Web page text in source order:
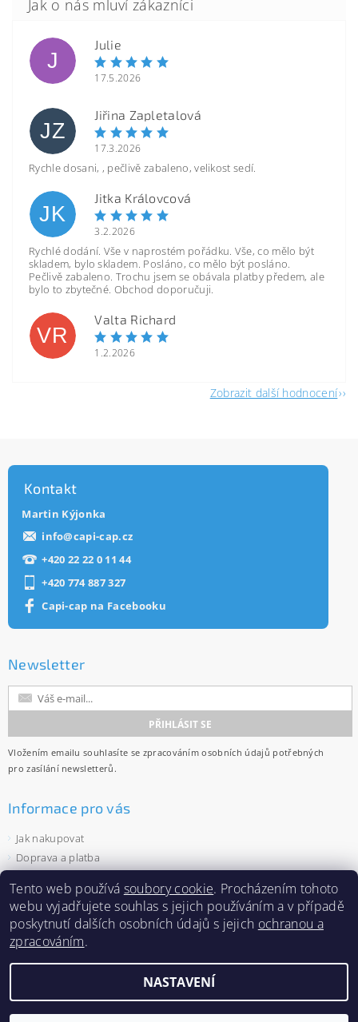
J
Julie
17.5.2026
JZ
Jiřina Zapletalová
17.3.2026
Rychle dosani, , pečlivě zabaleno, velikost sedí.
JK
Jitka Královcová
3.2.2026
Rychlé dodání. Vše v naprostém pořádku. Vše, co mělo být
skladem, bylo skladem. Posláno, co mělo být posláno.
Pečlivě zabaleno. Trochu jsem se obávala platby předem, ale
bylo to zbytečné. Obchod doporučuji.
VR
Valta Richard
1.2.2026
Zobrazit další hodnocení
Kontakt
Martin Kýjonka
info@capi-cap.cz
+420 22 22 0 11 44
+420 774 887 327
Capi-cap na Facebooku
Newsletter
Vložením emailu souhlasíte se zpracováním osobních údajů potřebných
pro zasílání newsletterů.
Informace pro vás
Jak nakupovat
Doprava a platba
Ochrana osobních údajů
Velkoobchod
Zásady používání souborů cookies
2026 ©Capi-cap.cz, všechna práva vyhrazena
Tento web používá soubory cookie. Procházením tohoto
webu vyjadřujete souhlas s jejich používáním a v případě
poskytnutí dalších osobních údajů s jejich ochranou a
zpracováním.
NASTAVENÍ